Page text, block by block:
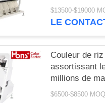
trieuse
LE
Couleur de riz
assortissant
millions de
$6500-$8500